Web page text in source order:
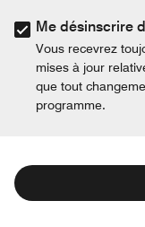
Me désinscrire
Vous recevrez
mises à jour
que tout
programme.